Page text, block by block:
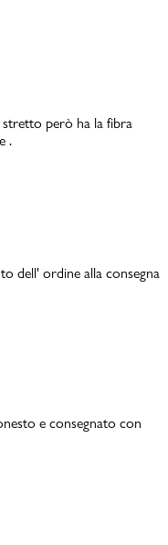
però ha la fibra
.
dell' ordine alla consegna
e consegnato con